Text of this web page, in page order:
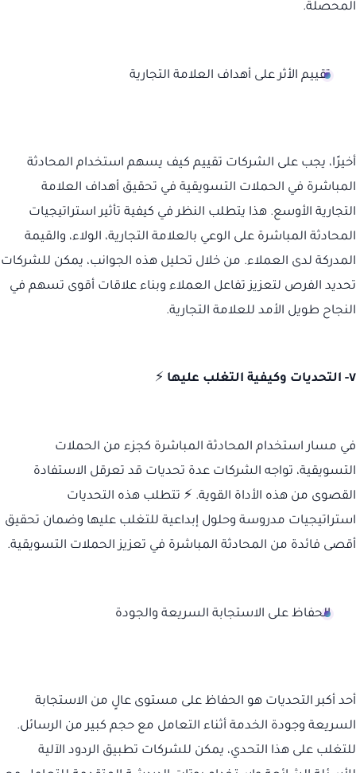
المحصلة.
تقييم الأثر على أهداف العلامة التجارية
أخيرًا، يجب على الشركات تقييم كيف يسهم استخدام المحادثة
المباشرة في الحملات التسويقية في تحقيق أهداف العلامة
التجارية الأوسع. هذا يتطلب النظر في كيفية تأثير استراتيجيات
المحادثة المباشرة على الوعي بالعلامة التجارية، الولاء، والقيمة
المدركة لدى العملاء. من خلال تحليل هذه الجوانب، يمكن للشركات
تحديد الفرص لتعزيز تفاعل العملاء وبناء علاقات أقوى تسهم في
النجاح طويل الأمد للعلامة التجارية.
٧- التحديات وكيفية التغلب عليها ⚡
في مسار استخدام المحادثة المباشرة كجزء من الحملات
التسويقية، تواجه الشركات عدة تحديات قد تعرقل الاستفادة
القصوى من هذه الأداة القوية. ⚡ تتطلب هذه التحديات
استراتيجيات مدروسة وحلول إبداعية للتغلب عليها وضمان تحقيق
أقصى فائدة من المحادثة المباشرة في تعزيز الحملات التسويقية.
الحفاظ على الاستجابة السريعة والجودة
أحد أكبر التحديات هو الحفاظ على مستوى عالٍ من الاستجابة
السريعة وجودة الخدمة أثناء التعامل مع حجم كبير من الرسائل.
للتغلب على هذا التحدي، يمكن للشركات تطبيق الردود الآلية